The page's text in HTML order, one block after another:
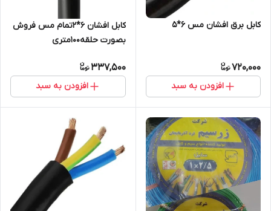
کابل برق افشان مس ‎‎ 5*6
720,000
افزودن به سبد
کابل افشان 6*2تمام مس فروش
بصورت حلقه100متری
337,500
افزودن به سبد